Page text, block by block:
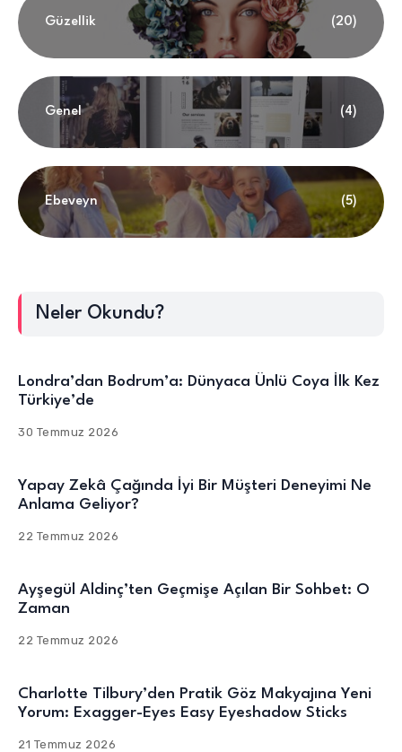
Güzellik (20)
Genel (4)
Ebeveyn (5)
Neler Okundu?
Londra’dan Bodrum’a: Dünyaca Ünlü Coya İlk Kez
Türkiye’de
30 Temmuz 2026
Yapay Zekâ Çağında İyi Bir Müşteri Deneyimi Ne
Anlama Geliyor?
22 Temmuz 2026
Ayşegül Aldinç’ten Geçmişe Açılan Bir Sohbet: O
Zaman
22 Temmuz 2026
Charlotte Tilbury’den Pratik Göz Makyajına Yeni
Yorum: Exagger-Eyes Easy Eyeshadow Sticks
21 Temmuz 2026